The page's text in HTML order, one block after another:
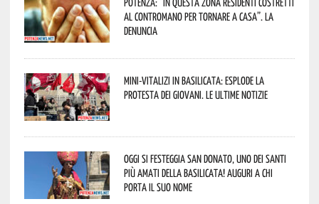
al contromano per tornare a casa”. La
denuncia
Mini-vitalizi in Basilicata: esplode la
protesta dei giovani. Le ultime notizie
Oggi si festeggia San Donato, uno dei Santi
più amati della Basilicata! Auguri a chi
porta il suo nome